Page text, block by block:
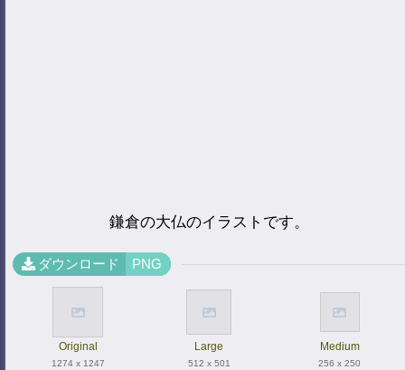
鎌倉の大仏のイラストです。
ダウンロード PNG
Original
1274 x 1247
Large
512 x 501
Medium
256 x 250